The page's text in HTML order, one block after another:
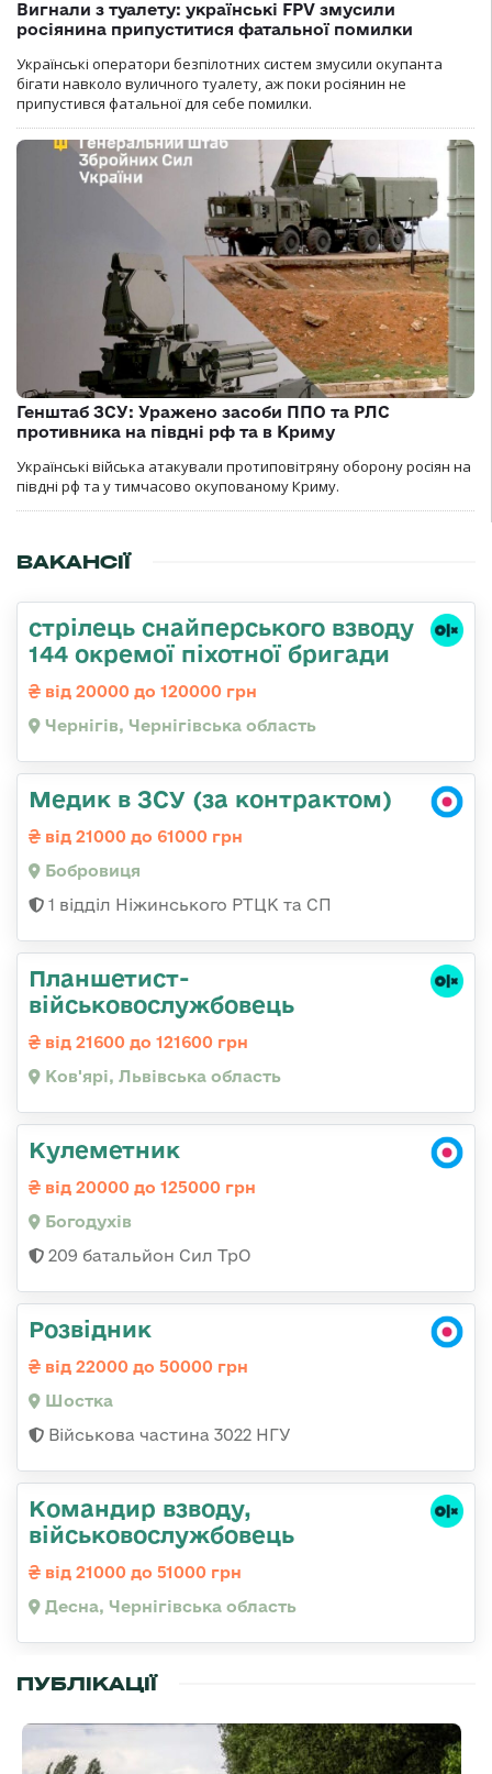
Вигнали з туалету: українські FPV змусили
росіянина припуститися фатальної помилки
Українські оператори безпілотних систем змусили окупанта
бігати навколо вуличного туалету, аж поки росіянин не
припустився фатальної для себе помилки.
Генштаб ЗСУ: Уражено засоби ППО та РЛС
противника на півдні рф та в Криму
Українські війська атакували протиповітряну оборону росіян на
півдні рф та у тимчасово окупованому Криму.
ВАКАНСІЇ
стрілець снайперського взводу
144 окремої піхотної бригади
від 20000 до 120000 грн
Чернігів, Чернігівська область
Медик в ЗСУ (за контрактом)
від 21000 до 61000 грн
Бобровиця
1 відділ Ніжинського РТЦК та СП
Планшетист-
військовослужбовець
від 21600 до 121600 грн
Ков'ярі, Львівська область
Кулеметник
від 20000 до 125000 грн
Богодухів
209 батальйон Сил ТрО
Розвідник
від 22000 до 50000 грн
Шостка
Військова частина 3022 НГУ
Командир взводу,
військовослужбовець
від 21000 до 51000 грн
Десна, Чернігівська область
ПУБЛІКАЦІЇ